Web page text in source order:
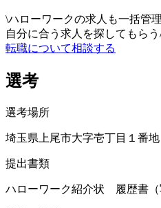
\ハローワークの求人も一括管理
自分に合う求人を探してもらう
転職について相談する
選考
選考場所
埼玉県上尾市大字壱丁目１番地
提出書類
ハローワーク紹介状 履歴書